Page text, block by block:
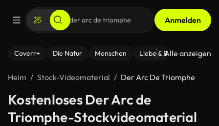
Anmelden
Coverr+ Die Natur Menschen Liebe & Beziehungen
Alle anzeigen
Heim Stock-Videomaterial Der Arc De Triomphe
Kostenloses Der Arc de
Triomphe-Stockvideomaterial